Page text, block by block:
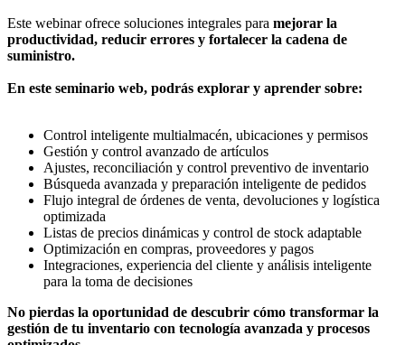
Este webinar ofrece soluciones integrales para mejorar la
productividad, reducir errores y fortalecer la cadena de
suministro.
En este seminario web, podrás explorar y aprender sobre:
Control inteligente multialmacén, ubicaciones y permisos
Gestión y control avanzado de artículos
Ajustes, reconciliación y control preventivo de inventario
Búsqueda avanzada y preparación inteligente de pedidos
Flujo integral de órdenes de venta, devoluciones y logística
optimizada
Listas de precios dinámicas y control de stock adaptable
Optimización en compras, proveedores y pagos
Integraciones, experiencia del cliente y análisis inteligente
para la toma de decisiones
No pierdas la oportunidad de descubrir cómo transformar la
gestión de tu inventario con tecnología avanzada y procesos